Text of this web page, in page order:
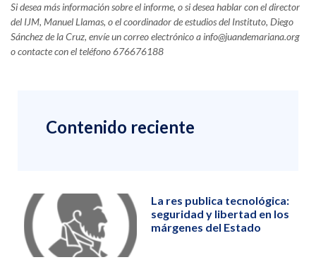
Si desea más información sobre el informe, o si desea hablar con el director
del IJM, Manuel Llamas, o elcoordinador de estudios del Instituto, Diego
Sánchez de la Cruz, envíe un correo electrónicoa info@juandemariana.org
o contacte con el teléfono 676676188
Contenido reciente
La res publica tecnológica:
seguridad y libertad en los
márgenes del Estado